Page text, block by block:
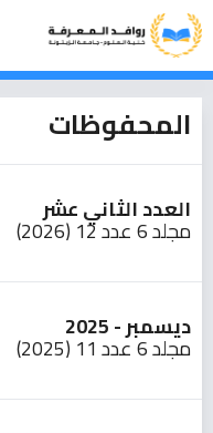
المحفوظات
العدد الثاني عشر
مجلد 6 عدد 12 (2026)
ديسمبر - 2025
مجلد 6 عدد 11 (2025)